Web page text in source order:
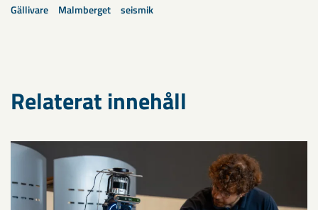
Gällivare Malmberget seismik
Relaterat innehåll